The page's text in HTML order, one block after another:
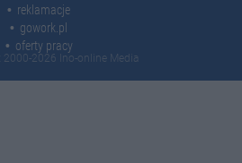
reklamacje
gowork.pl
oferty pracy
2026 Ino-online Media